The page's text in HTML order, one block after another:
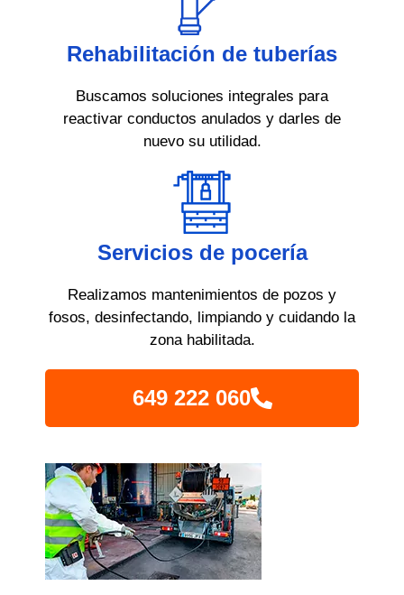
Rehabilitación de tuberías
Buscamos soluciones integrales para
reactivar conductos anulados y darles de
nuevo su utilidad.
Servicios de pocería
Realizamos mantenimientos de pozos y
fosos, desinfectando, limpiando y cuidando la
zona habilitada.
649 222 060